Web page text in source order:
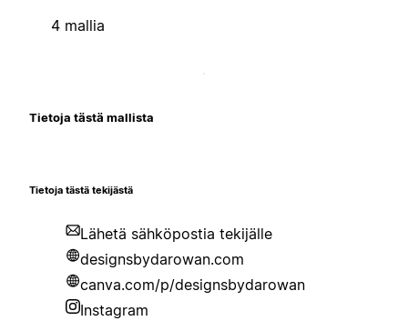
4 mallia
Tietoja tästä mallista
Tietoja tästä tekijästä
Lähetä sähköpostia tekijälle
designsbydarowan.com
canva.com/p/designsbydarowan
Instagram